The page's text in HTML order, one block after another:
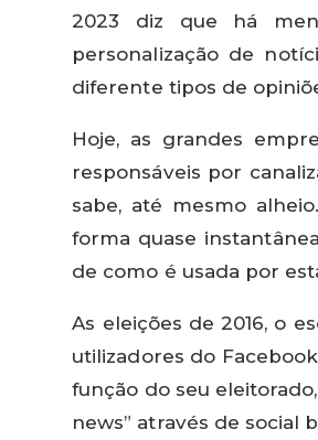
2023 diz que há
personalização de
diferente tipos de
Hoje, as grandes
responsáveis por
sabe, até mesmo
forma quase
de como é usada por
As eleições de 2016, o
utilizadores do
função do seu
news” através de social